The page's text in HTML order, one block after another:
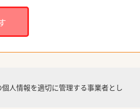
個人情報を適切に管理する事業者とし